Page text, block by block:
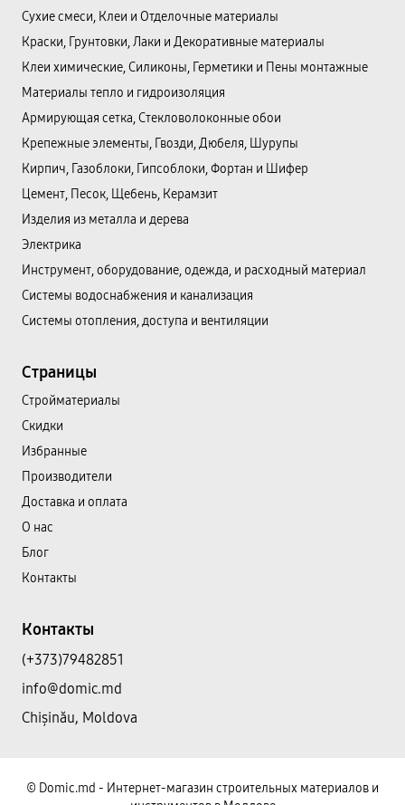
Сухие смеси, Клеи и Отделочные материалы
Краски, Грунтовки, Лаки и Декоративные материалы
Клеи химические, Силиконы, Герметики и Пены монтажные
Материалы тепло и гидроизоляция
Армирующая сетка, Стекловолоконные обои
Крепежные элементы, Гвозди, Дюбеля, Шурупы
Кирпич, Газоблоки, Гипсоблоки, Фортан и Шифер
Цемент, Песок, Щебень, Керамзит
Изделия из металла и дерева
Электрика
Инструмент, оборудование, одежда, и расходный материал
Системы водоснабжения и канализация
Системы отопления, доступа и вентиляции
Страницы
Cтройматериалы
Скидки
Избранные
Производители
Доставка и оплата
О нас
Блог
Контакты
Контакты
(+373)79482851
info@domic.md
Chișinău, Moldova
© Domic.md - Интернет-магазин строительных материалов и